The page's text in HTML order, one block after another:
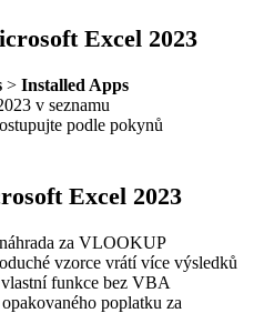
Excel 2023
> Installed Apps
v seznamu
podle pokynů
Excel 2023
za VLOOKUP
vzorce vrátí více výsledků
funkce bez VBA
poplatku za